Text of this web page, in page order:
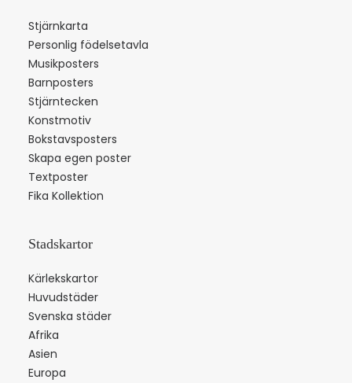
Stjärnkarta
Personlig födelsetavla
Musikposters
Barnposters
Stjärntecken
Konstmotiv
Bokstavsposters
Skapa egen poster
Textposter
Fika Kollektion
Stadskartor
Kärlekskartor
Huvudstäder
Svenska städer
Afrika
Asien
Europa